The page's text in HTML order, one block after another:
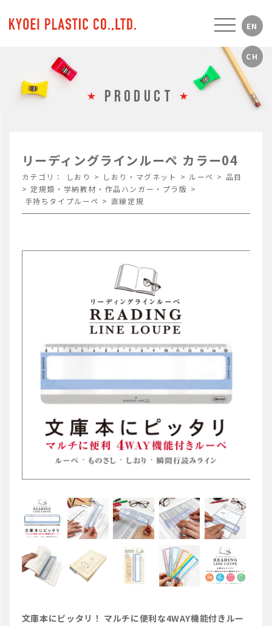
PRODUCT
リーディングラインルーペ カラー04
カテゴリ： しおり > しおり・マグネット > ルーペ > 品目
> 定規類・学納教材・作品ハンガー・プラ版 >
手持ちタイプルーペ > 直線定規
文庫本にピッタリ！ マルチに便利な4WAY機能付きルー